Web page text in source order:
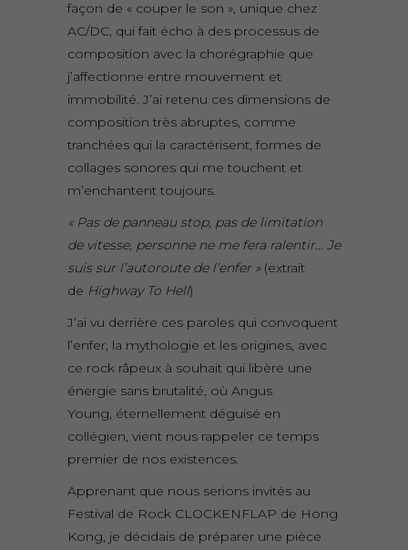
façon de « couper le son », unique chez
AC/DC, qui fait écho à des processus de
composition avec la chorégraphie que
j’affectionne entre mouvement et
immobilité. J’ai retenu ces dimensions de
composition très abruptes, comme
tranchées qui la caractérisent, formes de
collages sonores qui me touchent et
m’enchantent toujours.
« Pas de panneau stop, pas de limitation
de vitesse, personne ne me fera ralentir… Je
suis sur l’autoroute de l’enfer » (extrait
de Highway To Hell)
J’ai vu derrière ces paroles qui convoquent
l’enfer, la mythologie et les origines, avec
ce rock râpeux à souhait qui libère une
énergie sans brutalité, où Angus
Young, éternellement déguisé en
collégien, vient nous rappeler ce temps
premier de nos existences.
Apprenant que nous serions invités au
Festival de Rock CLOCKENFLAP de Hong
Kong, je décidais de préparer une pièce